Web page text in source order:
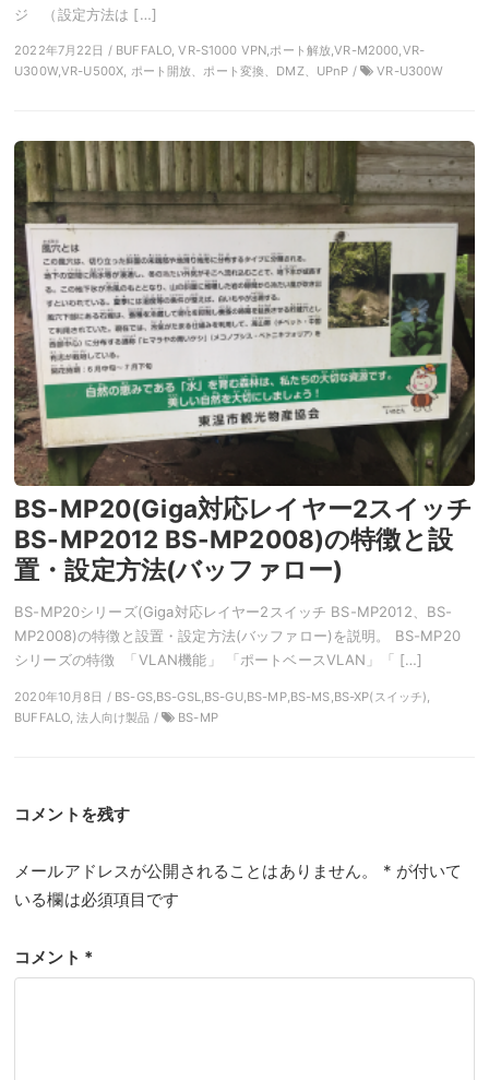
ジ （設定方法は […]
2022年7月22日 / BUFFALO, VR-S1000 VPN,ポート解放,VR-M2000,VR-
U300W,VR-U500X, ポート開放、ポート変換、DMZ、UPnP /
VR-U300W
BS-MP20(Giga対応レイヤー2スイッチ
BS-MP2012 BS-MP2008)の特徴と設
置・設定方法(バッファロー)
BS-MP20シリーズ(Giga対応レイヤー2スイッチ BS-MP2012、BS-
MP2008)の特徴と設置・設定方法(バッファロー)を説明。 BS-MP20
シリーズの特徴 「VLAN機能」 「ポートベースVLAN」「 […]
2020年10月8日 / BS-GS,BS-GSL,BS-GU,BS-MP,BS-MS,BS-XP(スイッチ),
BUFFALO, 法人向け製品 /
BS-MP
コメントを残す
メールアドレスが公開されることはありません。 * が付いて
いる欄は必須項目です
コメント *